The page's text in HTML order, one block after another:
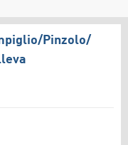
​Pinzolo/​